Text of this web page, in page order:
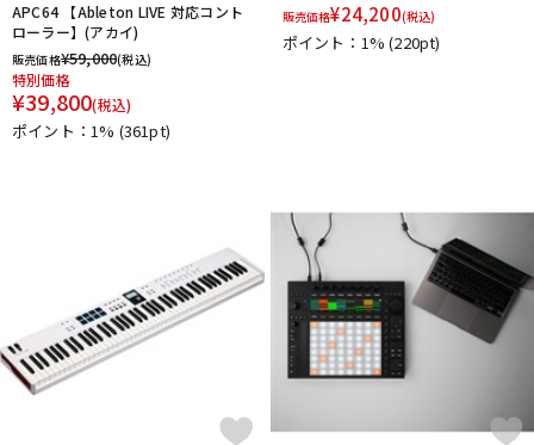
APC64 【Ableton LIVE 対応コント
ローラー】(アカイ)
販売価格¥59,000(税込)
特別価格
¥39,800(税込)
ポイント：1% (361pt)
販売価格¥24,200(税込)
ポイント：1%(220pt)